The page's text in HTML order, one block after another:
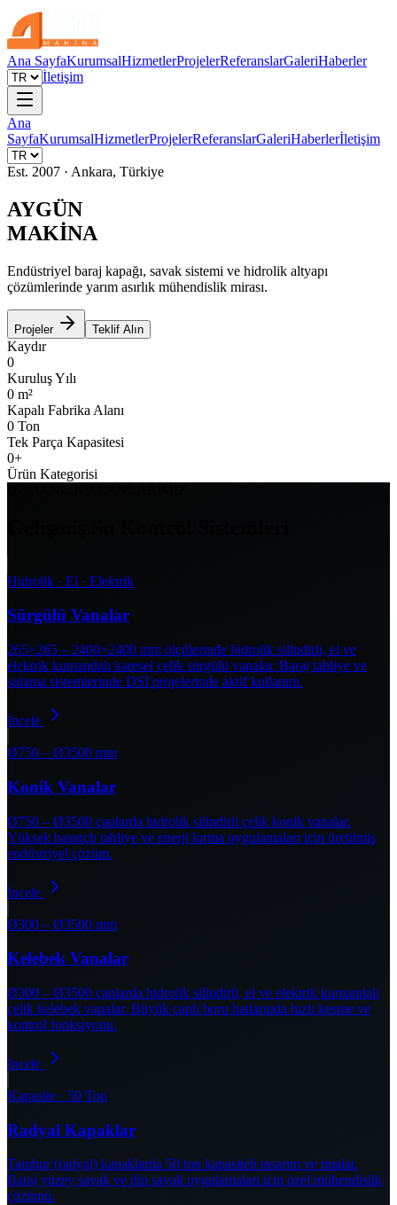
Ana SayfaKurumsalHizmetlerProjelerReferanslarGaleriHaberler
İletişim
Ana
SayfaKurumsalHizmetlerProjelerReferanslarGaleriHaberlerİletişim
Est. 2007 · Ankara, Türkiye
AYGÜN
MAKİNA
Endüstriyel baraj kapağı, savak sistemi ve hidrolik altyapı
çözümlerinde yarım asırlık mühendislik mirası.
Projeler Teklif Alın
Kaydır
0
Kuruluş Yılı
0 m²
Kapalı Fabrika Alanı
0 Ton
Tek Parça Kapasitesi
0+
Ürün Kategorisi
Hidrolik · El · Elektrik
Sürgülü Vanalar
265×265 – 2400×2400 mm ölçülerinde hidrolik silindirli, el ve
elektrik kumandalı karesel çelik sürgülü vanalar. Baraj tahliye ve
sulama sistemlerinde DSİ projelerinde aktif kullanım.
İncele
Ø750 – Ø3500 mm
Konik Vanalar
Ø750 – Ø3500 çaplarda hidrolik silindirli çelik konik vanalar.
Yüksek basınçlı tahliye ve enerji kırma uygulamaları için üretilmiş
endüstriyel çözüm.
İncele
Ø300 – Ø3500 mm
Kelebek Vanalar
Ø300 – Ø3500 çaplarda hidrolik silindirli, el ve elektrik kumandalı
çelik kelebek vanalar. Büyük çaplı boru hatlarında hızlı kesme ve
kontrol fonksiyonu.
İncele
Kapasite · 50 Ton
Radyal Kapaklar
Tambur (radyal) kapaklarda 50 ton kapasiteli tasarım ve imalat.
Baraj yüzey savak ve dip savak uygulamaları için özel mühendislik
çözümü.